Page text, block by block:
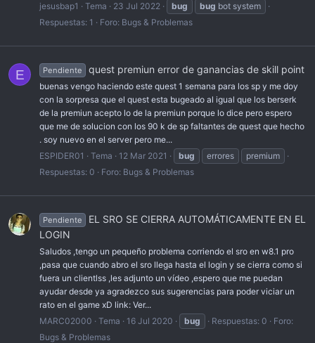
jesusbap1
Tema 23 Jul 2022 bug bug bot system
Respuestas: 1
Foro: Bugs & Problemas
E Pendiente quest premiun error de ganancias de skill point
buenas vengo haciendo este quest 1 semana para los sp y me doy
con la sorpresa que el quest esta bugeado al igual que los berserk
de la premiun acepto lo de la premiun porque lo dice pero espero
que me de solucion con los 90 k de sp faltantes de quest que hecho
. soy nuevo en el server pero me...
ESPIDER01
Tema 12 Mar 2021 bug errores
premium
Respuestas: 0
Foro: Bugs & Problemas
Pendiente
EL SRO SE CIERRA AUTOMÁTICAMENTE EN EL
LOGIN
Saludos ,tengo un pequeño problema corriendo el sro en w8.1 pro
,pasa que cuando abro el sro llega hasta el login y se cierra como si
fuera un clientlss ,les adjunto un vídeo ,espero que me puedan
ayudar desde ya agradezco sus sugerencias para poder viciar un
rato en el game xD link: Ver...
MARC02000
Tema 16 Jul 2020 bug Respuestas: 0
Foro:
Bugs & Problemas